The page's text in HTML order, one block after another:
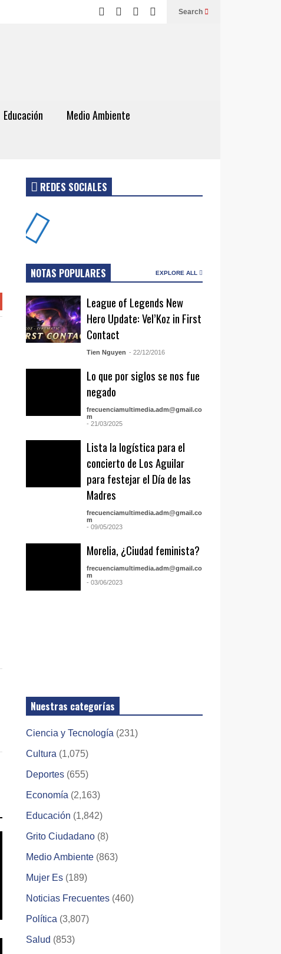
Search
Educación
Medio Ambiente
REDES SOCIALES
NOTAS POPULARES EXPLORE ALL
League of Legends New
Hero Update: Vel’Koz in First
Contact
Tien Nguyen - 22/12/2016
Lo que por siglos se nos fue
negado
frecuenciamultimedia.adm@gmail.co
m
- 21/03/2025
Lista la logística para el
concierto de Los Aguilar
para festejar el Día de las
Madres
frecuenciamultimedia.adm@gmail.co
m
- 09/05/2023
Morelia, ¿Ciudad feminista?
frecuenciamultimedia.adm@gmail.co
m
- 03/06/2023
Nuestras categorías
Ciencia y Tecnología (231)
Cultura (1,075)
Deportes (655)
Economía (2,163)
Educación (1,842)
Grito Ciudadano (8)
Medio Ambiente (863)
Mujer Es (189)
Noticias Frecuentes (460)
Política (3,807)
Salud (853)